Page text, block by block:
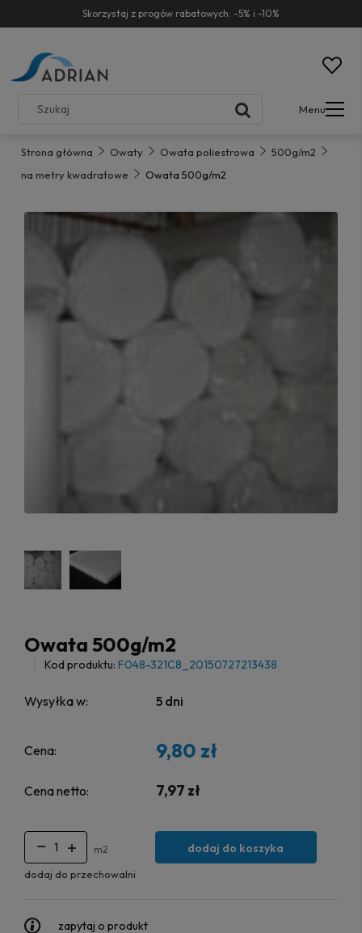
Skorzystaj z progów rabatowych: -5% i -10%
Menu
Strona główna Owaty Owata poliestrowa
500g/m2
na metry kwadratowe
Owata 500g/m2
Owata 500g/m2
Kod produktu: F048-321C8_20150727213438
Wysyłka w: 5 dni
Cena: 9,80 zł
Cena netto: 7,97 zł
m2 dodaj do koszyka
dodaj do przechowalni
zapytaj o produkt